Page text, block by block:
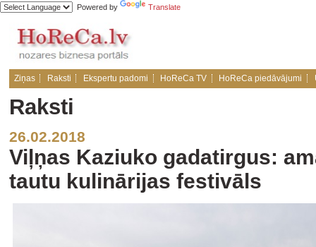
Powered by Translate
Ziņas Raksti Ekspertu padomi HoReCa TV HoReCa piedāvājumi
Raksti
26.02.2018
Viļņas Kaziuko gadatirgus:
tautu kulinārijas festivāls